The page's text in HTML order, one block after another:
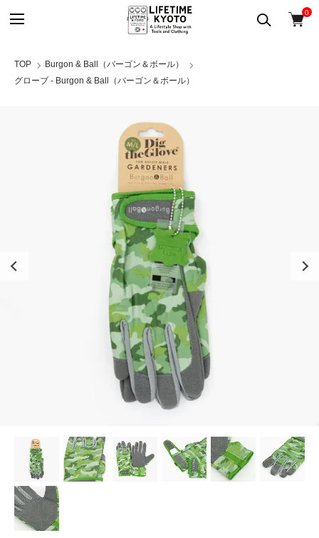
0
TOP
Burgon & Ball（バーゴン＆ボール）
グローブ - Burgon & Ball（バーゴン＆ボール）